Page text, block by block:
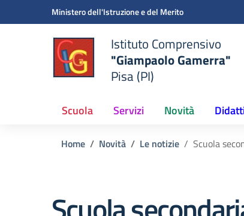
Vai ai contenuti
Vai al menu di navigazioneMinistero dell'Istruzione e del Merito
Istituto Comprensivo
"Giampaolo Gamerra"
Pisa (PI)
Scuola Servizi Novità
Home Novità Le notizie Scuola